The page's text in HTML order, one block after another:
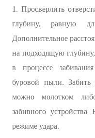
1. Просверлить
глубину, равную
Дополнительное
на подходящую
в процессе
буровой пыли.
можно молотком
забивного устройства
режиме удара.